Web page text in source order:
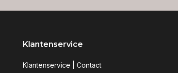
Klantenservice
Klantenservice | Contact